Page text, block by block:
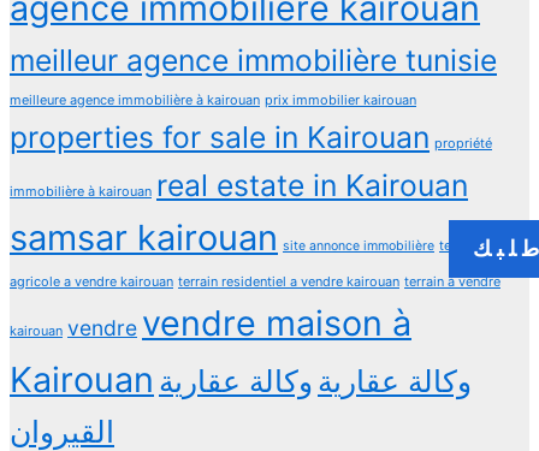
meilleur agence immobilière tunisie
meilleure agence immobilière à kairouan prix immobilier kairouan
properties for sale in Kairouan propriété
immobilière à kairouan real estate in Kairouan
samsar kairouan site annonce immobilière terrain
agricole a vendre kairouan terrain residentiel a vendre kairouan terrain à vendre
kairouan vendre vendre maison à
Kairouan
وكالة عقارية وكالة عقارية
القيروان